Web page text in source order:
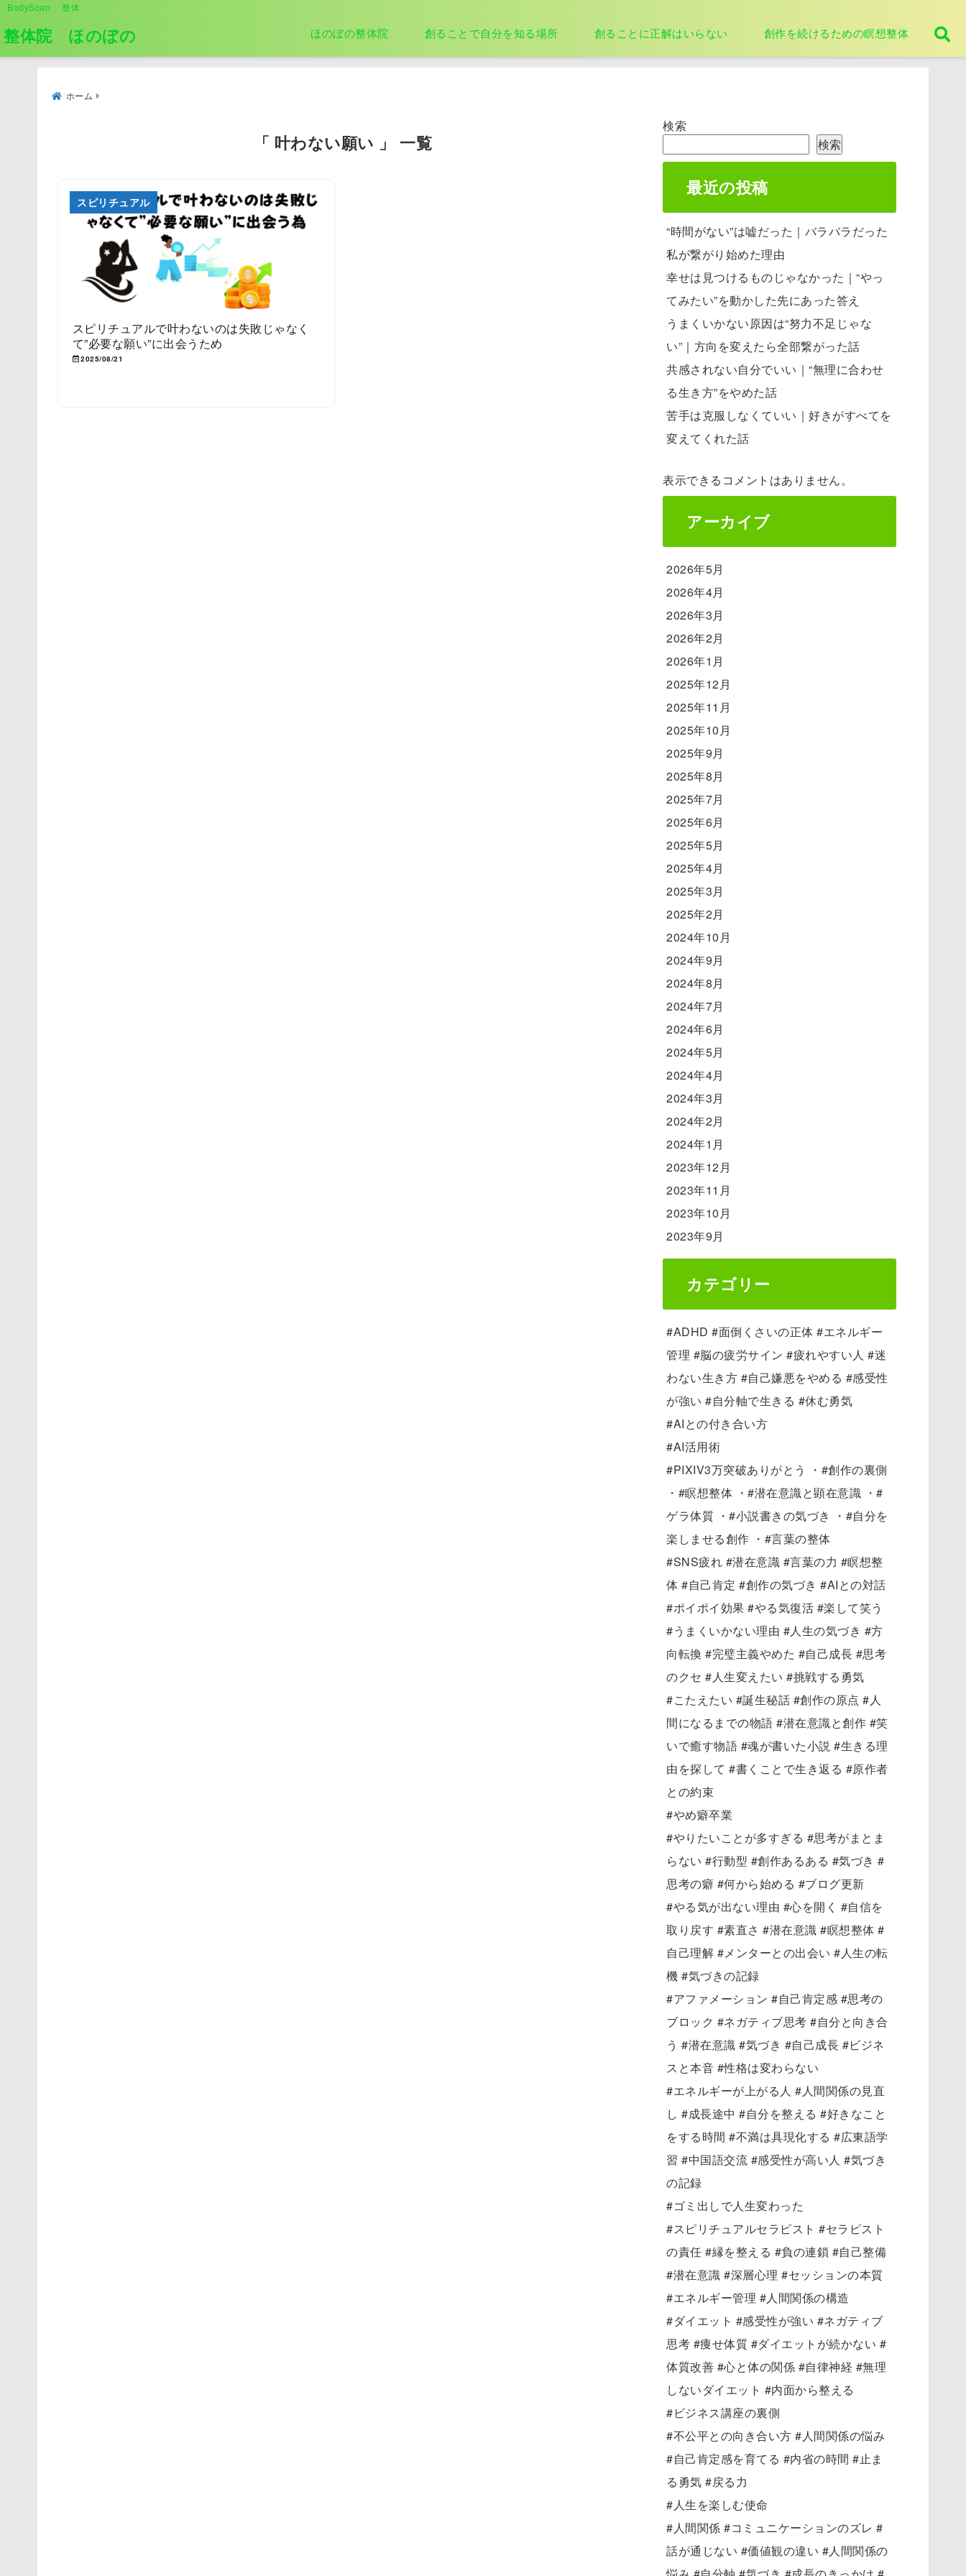
BodyScan 整体
整体院 ほのぼの ほのぼの整体院 創ることで自分を知る場所 創ることに正解はいらない 創作を続けるための瞑想整体
ホーム
「 叶わない願い 」 一覧
スピリチュアル
スピリチュアルで叶わないのは失敗じゃなく
て”必要な願い”に出会うため
2025/08/21
検索
検索
最近の投稿
“時間がない”は嘘だった｜バラバラだった
私が繋がり始めた理由
幸せは見つけるものじゃなかった｜“やっ
てみたい”を動かした先にあった答え
うまくいかない原因は“努力不足じゃな
い”｜方向を変えたら全部繋がった話
共感されない自分でいい｜“無理に合わせ
る生き方”をやめた話
苦手は克服しなくていい｜好きがすべてを
変えてくれた話
表示できるコメントはありません。
アーカイブ
2026年5月
2026年4月
2026年3月
2026年2月
2026年1月
2025年12月
2025年11月
2025年10月
2025年9月
2025年8月
2025年7月
2025年6月
2025年5月
2025年4月
2025年3月
2025年2月
2024年10月
2024年9月
2024年8月
2024年7月
2024年6月
2024年5月
2024年4月
2024年3月
2024年2月
2024年1月
2023年12月
2023年11月
2023年10月
2023年9月
カテゴリー
#ADHD #面倒くさいの正体 #エネルギー
管理 #脳の疲労サイン #疲れやすい人 #迷
わない生き方 #自己嫌悪をやめる #感受性
が強い #自分軸で生きる #休む勇気
#AIとの付き合い方
#AI活用術
#PIXIV3万突破ありがとう ・#創作の裏側
・#瞑想整体 ・#潜在意識と顕在意識 ・#
ゲラ体質 ・#小説書きの気づき ・#自分を
楽しませる創作 ・#言葉の整体
#SNS疲れ #潜在意識 #言葉の力 #瞑想整
体 #自己肯定 #創作の気づき #AIとの対話
#ポイポイ効果 #やる気復活 #楽して笑う
#うまくいかない理由 #人生の気づき #方
向転換 #完璧主義やめた #自己成長 #思考
のクセ #人生変えたい #挑戦する勇気
#こたえたい #誕生秘話 #創作の原点 #人
間になるまでの物語 #潜在意識と創作 #笑
いで癒す物語 #魂が書いた小説 #生きる理
由を探して #書くことで生き返る #原作者
との約束
#やめ癖卒業
#やりたいことが多すぎる #思考がまとま
らない #行動型 #創作あるある #気づき #
思考の癖 #何から始める #ブログ更新
#やる気が出ない理由 #心を開く #自信を
取り戻す #素直さ #潜在意識 #瞑想整体 #
自己理解 #メンターとの出会い #人生の転
機 #気づきの記録
#アファメーション #自己肯定感 #思考の
ブロック #ネガティブ思考 #自分と向き合
う #潜在意識 #気づき #自己成長 #ビジネ
スと本音 #性格は変わらない
#エネルギーが上がる人 #人間関係の見直
し #成長途中 #自分を整える #好きなこと
をする時間 #不満は具現化する #広東語学
習 #中国語交流 #感受性が高い人 #気づき
の記録
#ゴミ出しで人生変わった
#スピリチュアルセラピスト #セラピスト
の責任 #縁を整える #負の連鎖 #自己整備
#潜在意識 #深層心理 #セッションの本質
#エネルギー管理 #人間関係の構造
#ダイエット #感受性が強い #ネガティブ
思考 #痩せ体質 #ダイエットが続かない #
体質改善 #心と体の関係 #自律神経 #無理
しないダイエット #内面から整える
#ビジネス講座の裏側
#不公平との向き合い方 #人間関係の悩み
#自己肯定感を育てる #内省の時間 #止ま
る勇気 #戻る力
#人生を楽しむ使命
#人間関係 #コミュニケーションのズレ #
話が通じない #価値観の違い #人間関係の